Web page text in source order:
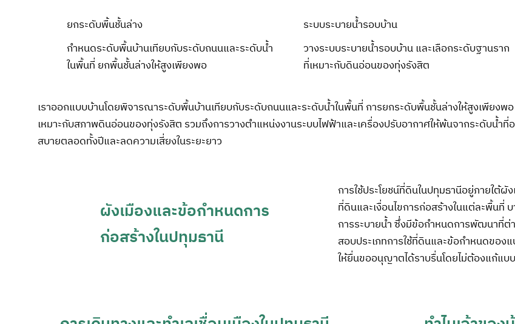
ยกระดับพื้นชั้นล่าง
กำหนดระดับพื้นบ้านเทียบกับระดับถนนและระดับน้ำ
ในพื้นที่ ยกพื้นชั้นล่างให้สูงเพียงพอ
ระบบระบายน้ำรอบบ้าน
วางระบบระบายน้ำรอบบ้าน และเลือกระดับฐานราก
ที่เหมาะกับดินอ่อนของทุ่งรังสิต
เราออกแบบบ้านโดยพิจารณาระดับพื้นบ้านเทียบกับระดับถนนและระดับน้ำในพื้นที่ การยกระดับพื้นชั้นล่างให้สูงเพียงพ
เหมาะกับสภาพดินอ่อนของทุ่งรังสิต รวมถึงการวางตำแหน่งงานระบบไฟฟ้าและเครื่องปรับอากาศให้พ้นจากระดับน้ำ
สบายตลอดทั้งปีและลดความเสี่ยงในระยะยาว
ผังเมืองและข้อกำหนดการ
ก่อสร้างในปทุมธานี
การใช้ประโยชน์ที่ดินในปทุมธานีอยู่ภายใต้
ที่ดินและเงื่อนไขการก่อสร้างในแต่ละพื้นที่
การระบายน้ำ ซึ่งมีข้อกำหนดการพัฒนาที่
สอบประเภทการใช้ที่ดินและข้อกำหนดของ
ให้ยื่นขออนุญาตได้ราบรื่นโดยไม่ต้องแก้แบ